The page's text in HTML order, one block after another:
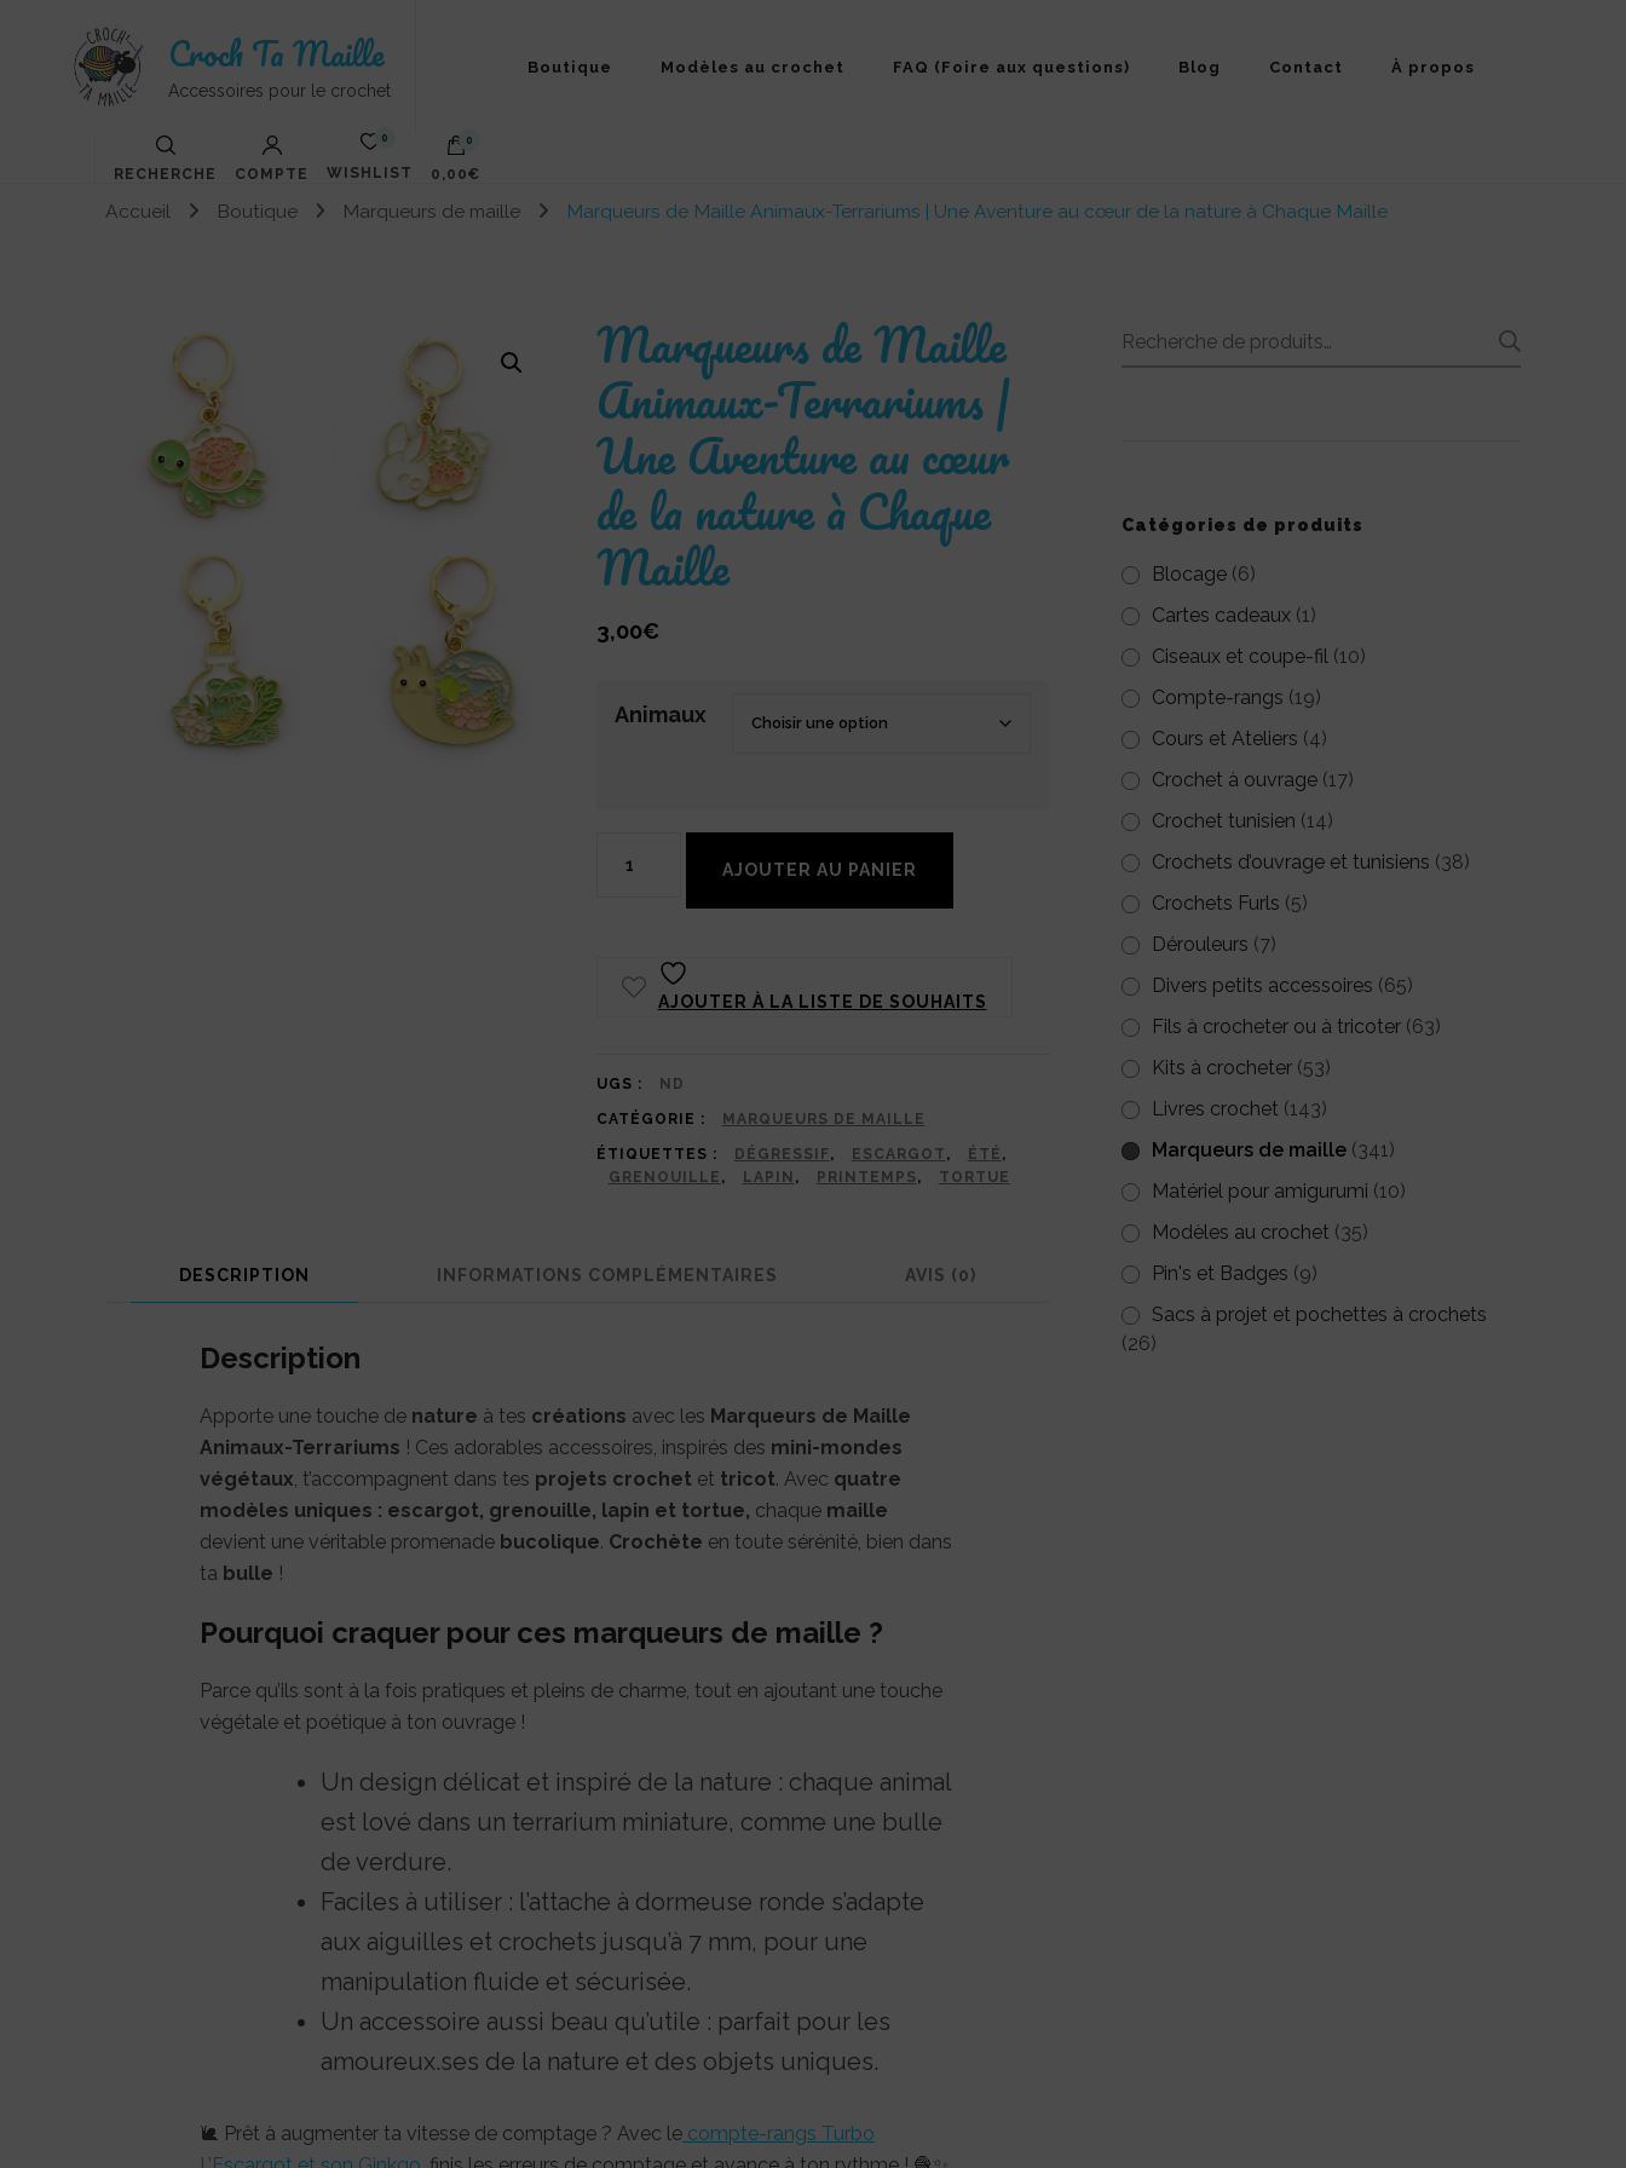
Croch Ta Maille
Accessoires pour le crochet
Boutique Modèles au crochet FAQ (Foire aux questions) Blog Contact À propos
RECHERCHE COMPTE
0
WISHLIST
0
0,00€
Accueil Boutique Marqueurs de maille Marqueurs de Maille Animaux-Terrariums | Une Aventure au cœur de la nature à Chaque Maille
Marqueurs de Maille
Animaux-Terrariums |
Une Aventure au cœur
de la nature à Chaque
Maille
3,00€
Animaux
de
Maille
Terrariums
|
Une
cœur
nature
à
Chaque
Maille
AJOUTER AU PANIER
AJOUTER À LA LISTE DE SOUHAITS
UGS : ND
CATÉGORIE : MARQUEURS DE MAILLE
ÉTIQUETTES : DÉGRESSIF , ESCARGOT , ÉTÉ ,
GRENOUILLE , LAPIN , PRINTEMPS , TORTUE
DESCRIPTION INFORMATIONS COMPLÉMENTAIRES AVIS (0)
Description
Apporte une touche de nature à tes créations avec les Marqueurs de Maille
Animaux-Terrariums ! Ces adorables accessoires, inspirés des mini-mondes
végétaux, t’accompagnent dans tes projets crochet et tricot. Avec quatre
modèles uniques : escargot, grenouille, lapin et tortue, chaque maille
devient une véritable promenade bucolique. Crochète en toute sérénité, bien dans
ta bulle !
Pourquoi craquer pour ces marqueurs de maille ?
Parce qu’ils sont à la fois pratiques et pleins de charme, tout en ajoutant une touche
végétale et poétique à ton ouvrage !
Un design délicat et inspiré de la nature : chaque animal
est lové dans un terrarium miniature, comme une bulle
de verdure.
Faciles à utiliser : l’attache à dormeuse ronde s’adapte
aux aiguilles et crochets jusqu’à 7 mm, pour une
manipulation fluide et sécurisée.
Un accessoire aussi beau qu’utile : parfait pour les
amoureux.ses de la nature et des objets uniques.
🐌 Prêt à augmenter ta vitesse de comptage ? Avec le compte-rangs Turbo
Recherche
Catégories de produits
Blocage (6)
Cartes cadeaux (1)
Ciseaux et coupe-fil (10)
Compte-rangs (19)
Cours et Ateliers (4)
Crochet à ouvrage (17)
Crochet tunisien (14)
Crochets d’ouvrage et tunisiens (38)
Crochets Furls (5)
Dérouleurs (7)
Divers petits accessoires (65)
Fils à crocheter ou à tricoter (63)
Kits à crocheter (53)
Livres crochet (143)
Marqueurs de maille (341)
Matériel pour amigurumi (10)
Modèles au crochet (35)
Pin's et Badges (9)
Sacs à projet et pochettes à crochets
(26)